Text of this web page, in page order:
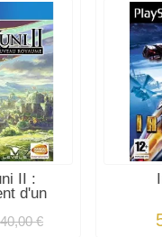
II :
d'un
40,00 €